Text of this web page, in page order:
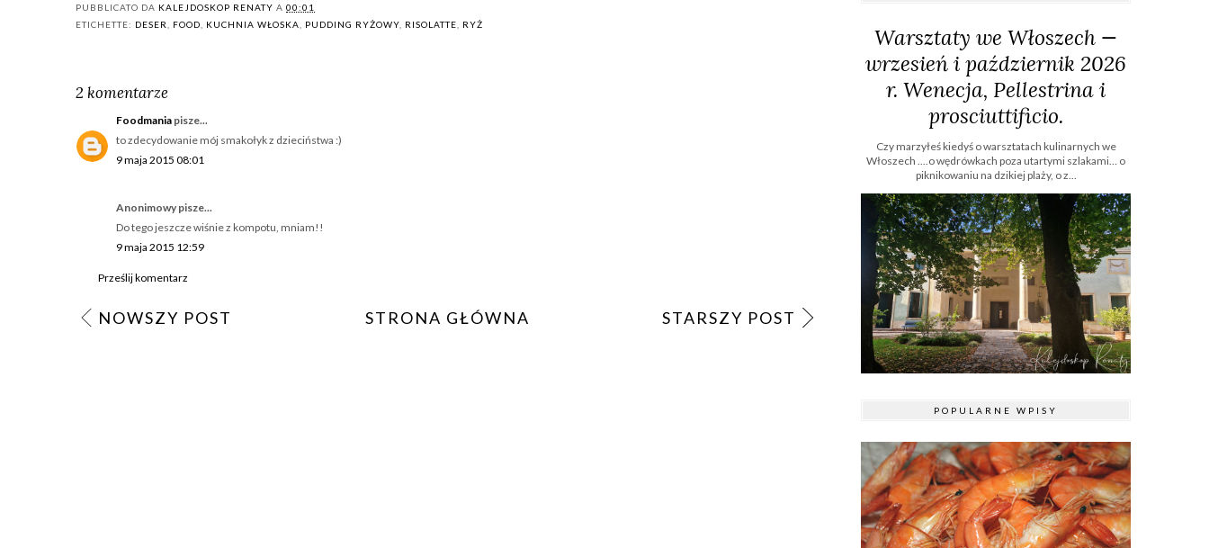
PUBBLICATO DA KALEJDOSKOP RENATY A 00:01
ETICHETTE: DESER FOOD KUCHNIA WŁOSKA PUDDING RYŻOWY RISOLATTE RYŻ
2 komentarze
Foodmania pisze...
to zdecydowanie mój smakołyk z dzieciństwa :)
9 maja 2015 08:01
Anonimowy pisze...
Do tego jeszcze wiśnie z kompotu, mniam!!
9 maja 2015 12:59
Prześlij komentarz
NOWSZY POST STARSZY POST
STRONA GŁÓWNA
Warsztaty we Włoszech —
wrzesień i październik 2026
r. Wenecja, Pellestrina i
prosciuttificio.
Czy marzyłeś kiedyś o warsztatach kulinarnych we
Włoszech ....o wędrówkach poza utartymi szlakami… o
piknikowaniu na dzikiej plaży, o z...
POPULARNE WPISY